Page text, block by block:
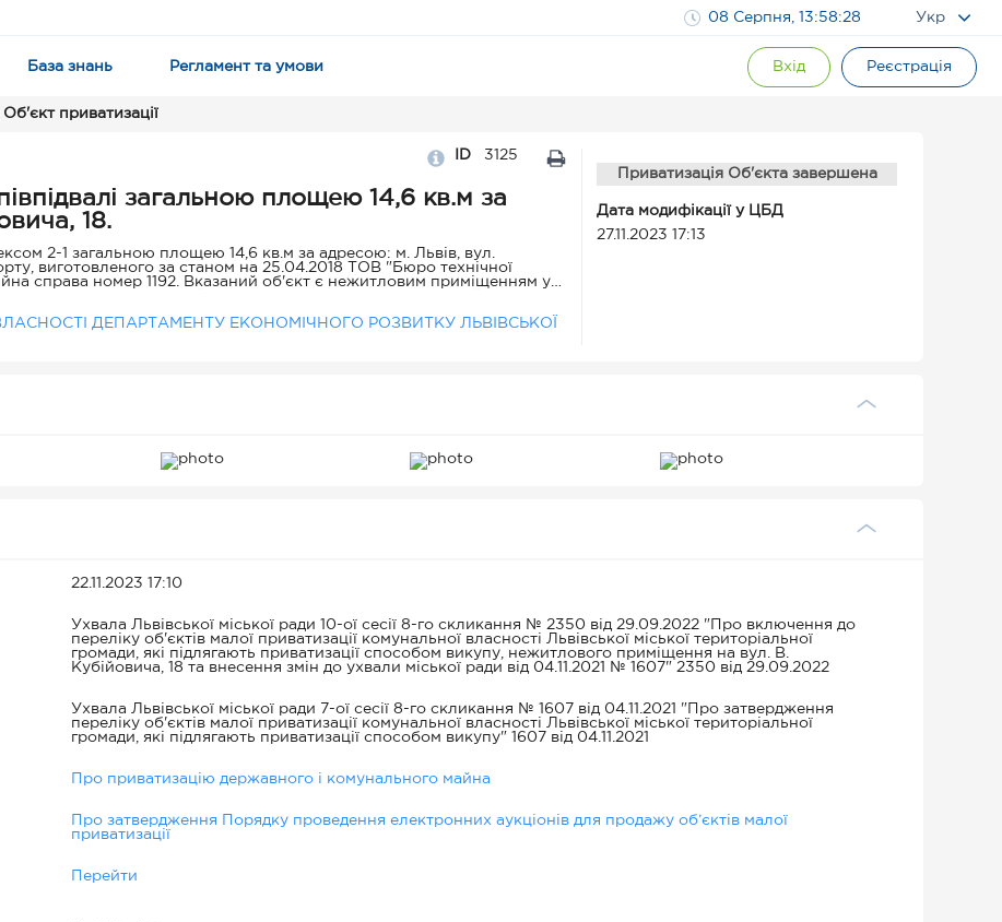
08 Серпня, 13:58:29 Укр
База знань Регламент та умови Вхід Реєстрація
Об'єкт приватизації
ID 3125
загальною площею 14,6 кв.м за
18.
2-1 загальною площею 14,6 кв.м за адресою: м. Львів, вул.
виготовленого за станом на 25.04.2018 ТОВ "Бюро технічної
справа номер 1192. Вказаний об'єкт є нежитловим приміщенням у
у центральній частині м. Львова, Галицькому районі.
18 нерухомого майна (будівель, споруд, приміщень) від 27.09.2018 (зі
не надавалася, оскільки, відповідно до ст. 7 ЗУ "Про оцінку майна,
в Україні", буде проводитися незалежна оцінка об'єкта приватизації.
ДЕПАРТАМЕНТУ ЕКОНОМІЧНОГО РОЗВИТКУ ЛЬВІВСЬКОЇ
Приватизація Об'єкта завершена
Дата модифікації у ЦБД
27.11.2023 17:13
22.11.2023 17:10
Ухвала Львівської міської ради 10-ої сесії 8-го скликання № 2350 від 29.09.2022 "Про включення до
переліку об'єктів малої приватизації комунальної власності Львівської міської територіальної
громади, які підлягають приватизації способом викупу, нежитлового приміщення на вул. В.
Кубійовича, 18 та внесення змін до ухвали міської ради від 04.11.2021 № 1607" 2350 від 29.09.2022
Ухвала Львівської міської ради 7-ої сесії 8-го скликання № 1607 від 04.11.2021 "Про затвердження
переліку об'єктів малої приватизації комунальної власності Львівської міської територіальної
громади, які підлягають приватизації способом викупу" 1607 від 04.11.2021
Про приватизацію державного і комунального майна
Про затвердження Порядку проведення електронних аукціонів для продажу об’єктів малої
приватизації
Перейти